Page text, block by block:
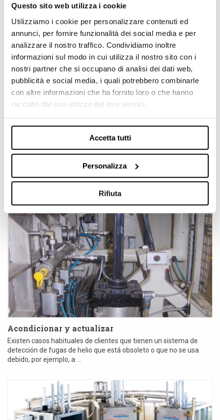
Questo sito web utilizza i cookie
Utilizziamo i cookie per personalizzare contenuti ed
annunci, per fornire funzionalità dei social media e per
analizzare il nostro traffico. Condividiamo inoltre
informazioni sul modo in cui utilizza il nostro sito con i
nostri partner che si occupano di analisi dei dati web,
pubblicità e social media, i quali potrebbero combinarle
con altre informazioni che ha fornito loro o che hanno
raccolto dal suo utilizzo dei loro servizi.
Accetta tutti
Personalizza
Rifiuta
Test de fugas de aire
Las pruebas de fugas son un método no destructivo que
comprueba si está presente una fuga en un componente o
Acondicionar y actualizar
Existen casos habituales de clientes que tienen un sistema de
detección de fugas de helio que está obsoleto o que no se usa
debido, por ejemplo, a ...